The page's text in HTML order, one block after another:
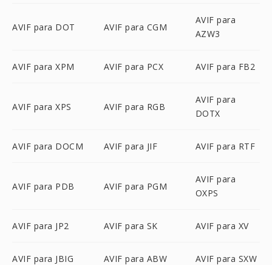
AVIF para DOT AVIF para CGM
AVIF para
AZW3
AVIF para XPM AVIF para PCX AVIF para FB2
AVIF para XPS AVIF para RGB
AVIF para
DOTX
AVIF para DOCM AVIF para JIF AVIF para RTF
AVIF para PDB AVIF para PGM
AVIF para
OXPS
AVIF para JP2 AVIF para SK AVIF para XV
AVIF para JBIG AVIF para ABW AVIF para SXW